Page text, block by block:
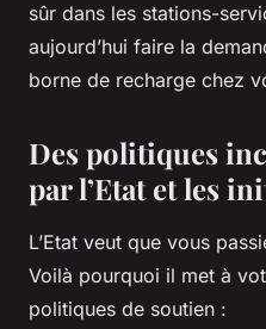
sûr dans les stations-
aujourd’hui faire la
borne de recharge chez
Des politiques
par l’Etat et les
L’Etat veut que vous
Voilà pourquoi il met à
politiques de soutien :